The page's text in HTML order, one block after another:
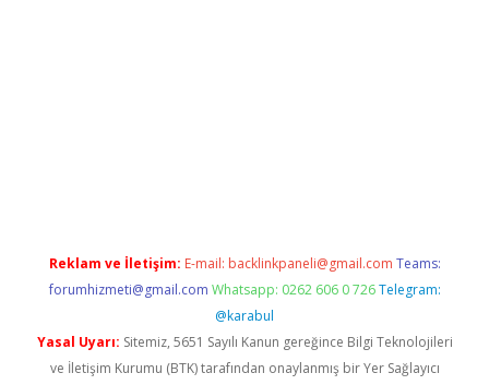
Reklam ve İletişim: E-mail: backlinkpaneli@gmail.com Teams:
forumhizmeti@gmail.com Whatsapp: 0262 606 0 726 Telegram:
@karabul
Yasal Uyarı: Sitemiz, 5651 Sayılı Kanun gereğince Bilgi Teknolojileri
ve İletişim Kurumu (BTK) tarafından onaylanmış bir Yer Sağlayıcı